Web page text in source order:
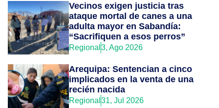
Vecinos exigen justicia tras
ataque mortal de canes a una
adulta mayor en Sabandía:
“Sacrifiquen a esos perros”
Regional 3, Ago 2026
Arequipa: Sentencian a cinco
implicados en la venta de una
recién nacida
Regional 31, Jul 2026